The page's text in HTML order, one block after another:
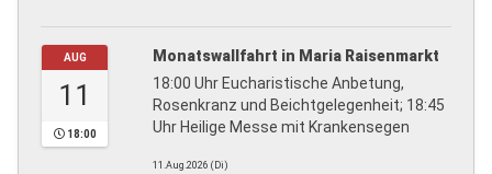
AUG
11
18:00
Monatswallfahrt in Maria Raisenmarkt
18:00 Uhr Eucharistische Anbetung,
Rosenkranz und Beichtgelegenheit; 18:45
Uhr Heilige Messe mit Krankensegen
11.Aug.2026 (Di)